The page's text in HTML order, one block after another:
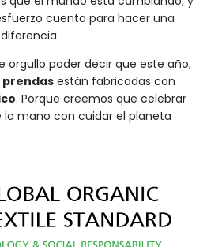
cuenta para hacer una
diferencia.
orgullo poder decir que este año,
prendas están fabricadas con
. Porque creemos que celebrar
mano con cuidar el planeta